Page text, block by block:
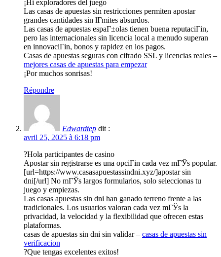
¡Hi exploradores del juego
Las casas de apuestas sin restricciones permiten apostar
grandes cantidades sin lГ­mites absurdos.
Las casas de apuestas espaГ±olas tienen buena reputaciГіn,
pero las internacionales sin licencia local a menudo superan
en innovaciГіn, bonos y rapidez en los pagos.
Casas de apuestas seguras con cifrado SSL y licencias reales –
mejores casas de apuestas para empezar
¡Por muchos sonrisas!
Répondre
Edwardtep dit :
avril 25, 2025 à 6:18 pm
?Hola participantes de casino
Apostar sin registrarse es una opciГіn cada vez mГЎs popular.
[url=https://www.casasapuestassindni.xyz/]apostar sin
dni[/url] No mГЎs largos formularios, solo seleccionas tu
juego y empiezas.
Las casas apuestas sin dni han ganado terreno frente a las
tradicionales. Los usuarios valoran cada vez mГЎs la
privacidad, la velocidad y la flexibilidad que ofrecen estas
plataformas.
casas de apuestas sin dni sin validar – casas de apuestas sin
verificacion
?Que tengas excelentes exitos!